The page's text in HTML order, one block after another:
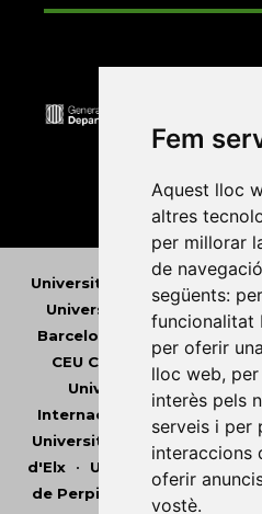
Fem
Aquest lloc
altres
per millorar
de
següents:
funcionalitat
per oferir
lloc web,
interès pels
serveis i per
interaccions
oferir
vostè.
Universitat Abat Oliba CEU
Universitat d'Andorra
•
Barcelona
Universitat de
CEU Cardenal Herrera
Universitat de les Illes
Internacional de Catalunya
Universitat de Lleida
d'Elx• Universitat Oberta
de Perpinyà Via Domitia